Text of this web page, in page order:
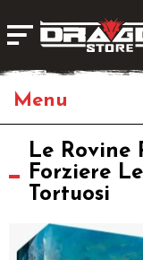
Giochi da Tavolo
Giochi di Ruolo
Librigame
Le Rovine
Forziere
Tortuosi